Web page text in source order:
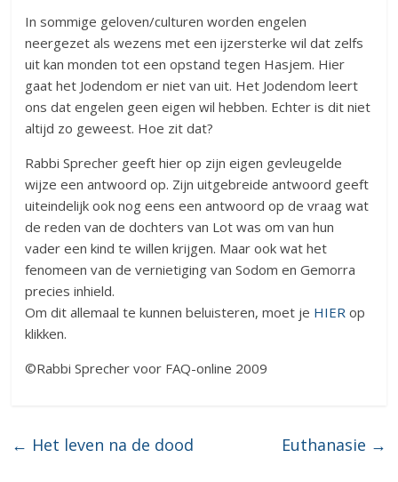
In sommige geloven/culturen worden engelen
neergezet als wezens met een ijzersterke wil dat zelfs
uit kan monden tot een opstand tegen Hasjem. Hier
gaat het Jodendom er niet van uit. Het Jodendom leert
ons dat engelen geen eigen wil hebben. Echter is dit niet
altijd zo geweest. Hoe zit dat?
Rabbi Sprecher geeft hier op zijn eigen gevleugelde
wijze een antwoord op. Zijn uitgebreide antwoord geeft
uiteindelijk ook nog eens een antwoord op de vraag wat
de reden van de dochters van Lot was om van hun
vader een kind te willen krijgen. Maar ook wat het
fenomeen van de vernietiging van Sodom en Gemorra
precies inhield.
Om dit allemaal te kunnen beluisteren, moet je HIER op
klikken.
©Rabbi Sprecher voor FAQ-online 2009
← Het leven na de dood Euthanasie →